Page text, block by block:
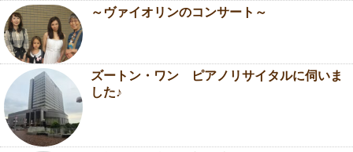
～ヴァイオリンのコンサート～
ズートン・ワン ピアノリサイタルに伺いま
した♪